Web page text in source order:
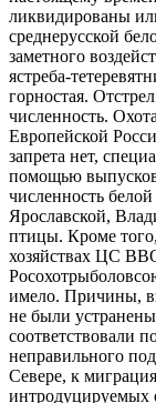
ликвидированы
среднерусской
заметного
ястреба-
горностая.
численность.
Европейской
запрета нет,
помощью
численность
Ярославской,
птицы. Кроме
хозяйствах ЦС
имело. Причины,
не были
соответствовали
неправильного
Севере, к
интродуцируемых